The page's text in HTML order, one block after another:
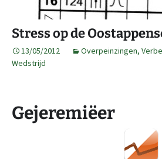
Stress op de
13/05/2012 Overpeinzingen,
Wedstrijd
Gejeremiëer